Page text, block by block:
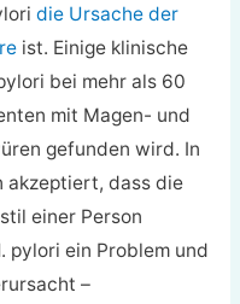
die Ursache der
ist. Einige klinische
bei mehr als 60
mit Magen- und
gefunden wird. In
akzeptiert, dass die
einer Person
pylori ein Problem und
–